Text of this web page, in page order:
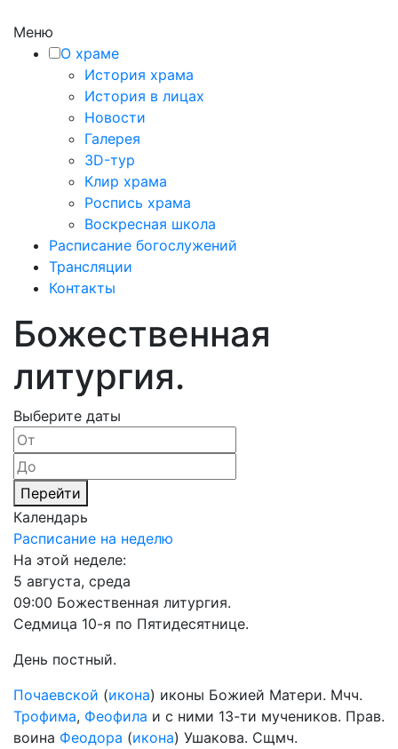
Меню
О храме
История храма
История в лицах
Новости
Галерея
3D-тур
Клир храма
Роспись храма
Воскресная школа
Расписание богослужений
Трансляции
Контакты
Божественная
литургия.
Выберите даты
Перейти
Календарь
Расписание на неделю
На этой неделе:
5 августа, среда
09:00 Божественная литургия.
Седмица 10-я по Пятидесятнице.
День постный.
Почаевской (икона) иконы Божией Матери. Мчч.
Трофима, Феофила и с ними 13-ти мучеников. Прав.
воина Феодора (икона) Ушакова. Сщмч.